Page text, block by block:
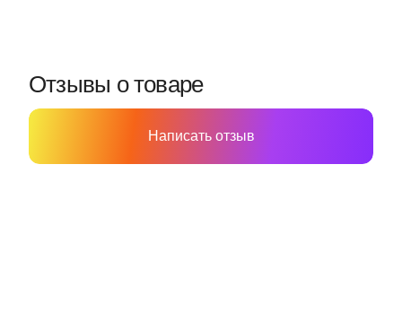
Отзывы о товаре
Написать отзыв